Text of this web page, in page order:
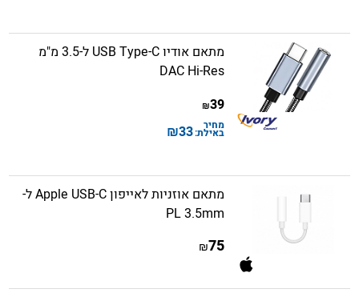
מתאם אודיו USB Type-C ל-3.5 מ"מ
DAC Hi-Res
39
₪
מחיר
באילת:33
₪
מתאם אוזניות לאייפון Apple USB-C ל-
PL 3.5mm
75
₪